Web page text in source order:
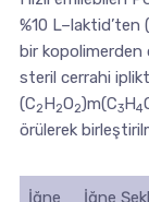
%10
bir kopolimerden
steril cerrahi
(C2H2O2)m(C3H4
örülerek
İğne
İğne